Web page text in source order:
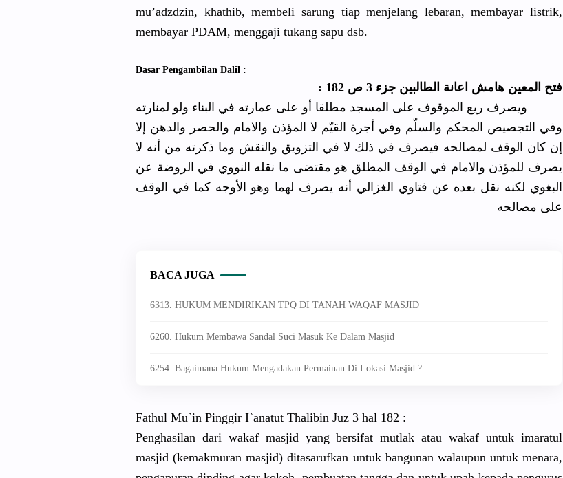
mu’adzdzin, khathib, membeli sarung tiap menjelang lebaran, membayar listrik,
membayar PDAM, menggaji tukang sapu dsb.
Dasar Pengambilan Dalil :
فتح المعين هامش اعانة الطالبين جزء 3 ص 182 :
ويصرف ريع الموقوف على المسجد مطلقا أو على عمارته في البناء ولو لمنارته
وفي التجصيص المحكم والسلّم وفي أجرة القيّم لا المؤذن والامام والحصر والدهن إلا
إن كان الوقف لمصالحه فيصرف في ذلك لا في التزويق والنقش وما ذكرته من أنه لا
يصرف للمؤذن والامام في الوقف المطلق هو مقتضى ما نقله النووي في الروضة عن
البغوي لكنه نقل بعده عن فتاوي الغزالي أنه يصرف لهما وهو الأوجه كما في الوقف
على مصالحه
BACA JUGA
6313. HUKUM MENDIRIKAN TPQ DI TANAH WAQAF MASJID
6260. Hukum Membawa Sandal Suci Masuk Ke Dalam Masjid
6254. Bagaimana Hukum Mengadakan Permainan Di Lokasi Masjid ?
Fathul Mu`in Pinggir I`anatut Thalibin Juz 3 hal 182 :
Penghasilan dari wakaf masjid yang bersifat mutlak atau wakaf untuk imaratul
masjid (kemakmuran masjid) ditasarufkan untuk bangunan walaupun untuk menara,